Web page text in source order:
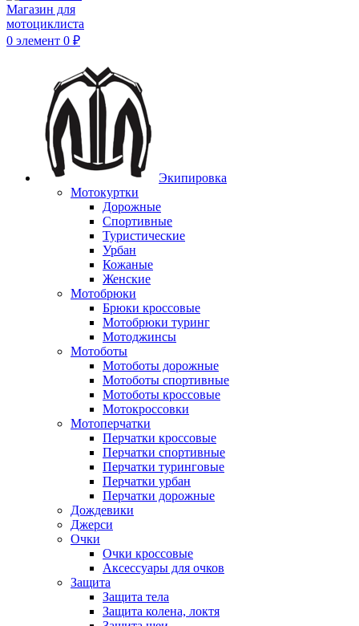
0 элемент 0 ₽
Экипировка
Мотокуртки
Дорожные
Спортивные
Туристические
Урбан
Кожаные
Женские
Мотобрюки
Брюки кроссовые
Мотобрюки туринг
Мотоджинсы
Мотоботы
Мотоботы дорожные
Мотоботы спортивные
Мотоботы кроссовые
Мотокроссовки
Мотоперчатки
Перчатки кроссовые
Перчатки спортивные
Перчатки туринговые
Перчатки урбан
Перчатки дорожные
Дождевики
Джерси
Очки
Очки кроссовые
Аксессуары для очков
Защита
Защита тела
Защита колена, локтя